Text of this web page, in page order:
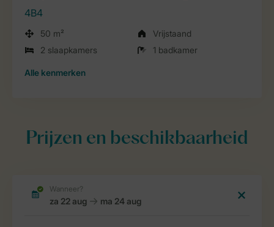
4B4
50 m²
Vrijstaand
2 slaapkamers
1 badkamer
Alle kenmerken
Prijzen en beschikbaarheid